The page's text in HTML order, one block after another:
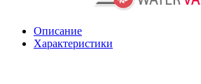
Описание
Характеристики